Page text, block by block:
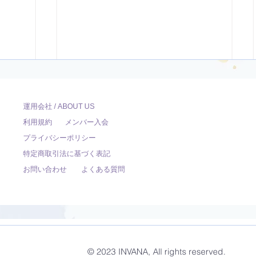
分】
運用会社 / ABOUT US
利用規約
メンバー入会
プライバシーポリシー
特定商取引法に基づく表記
お問い合わせ
よくある質問
© 2023 INVANA, All rights reserved.